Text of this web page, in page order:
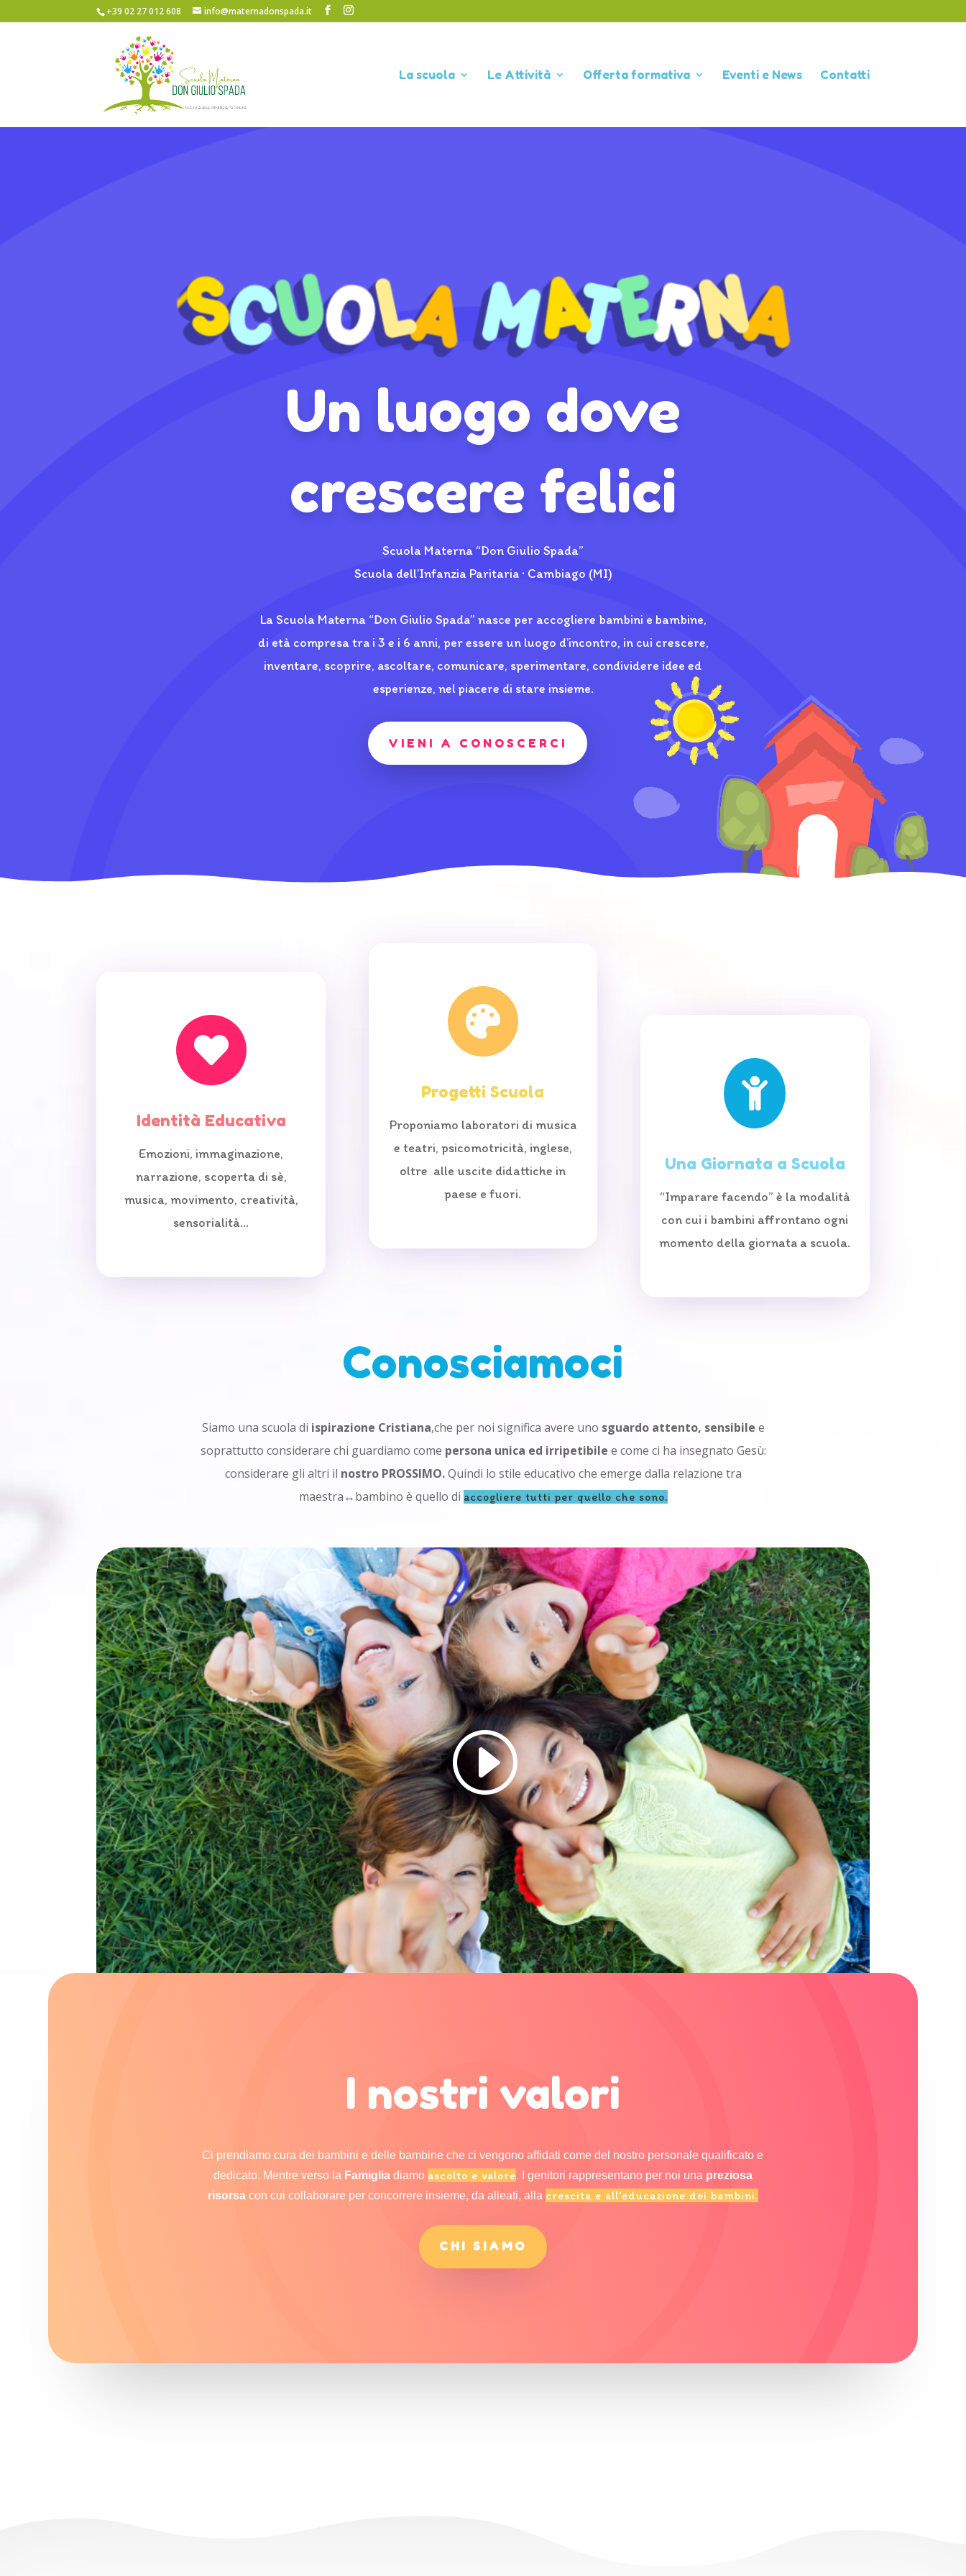
+39 02 27 012 608 info@maternadonspada.it
La scuola Le Attività Offerta formativa Eventi e News Contatti
Un luogo dove
crescere felici
Scuola Materna “Don Giulio Spada”
Scuola dell’Infanzia Paritaria · Cambiago (MI)
La Scuola Materna “Don Giulio Spada” nasce per accogliere bambini e bambine,
di età compresa tra i 3 e i 6 anni, per essere un luogo d’incontro, in cui crescere,
inventare, scoprire, ascoltare, comunicare, sperimentare, condividere idee ed
esperienze, nel piacere di stare insieme.
VIENI A CONOSCERCI

Identità Educativa
Emozioni, immaginazione,
narrazione, scoperta di sè,
musica, movimento, creatività,
sensorialità…

Progetti Scuola
Proponiamo laboratori di musica
e teatri, psicomotricità, inglese,
oltre alle uscite didattiche in
paese e fuori.

Una Giornata a Scuola
“Imparare facendo” è la modalità
con cui i bambini affrontano ogni
momento della giornata a scuola.
Conosciamoci
Siamo una scuola di ispirazione Cristiana,che per noi significa avere uno sguardo attento, sensibile e
soprattutto considerare chi guardiamo come persona unica ed irripetibile e come ci ha insegnato Gesù:
considerare gli altri il nostro PROSSIMO.Quindi lo stile educativo che emerge dalla relazione tra
maestra↔bambino è quello di accogliere tutti per quello che sono.
I nostri valori
Ci prendiamo cura dei bambini e delle bambine che ci vengono affidati come del nostro personale qualificato e
dedicato. Mentre verso la Famigliadiamo ascolto e valore. I genitori rappresentano per noi una preziosa
risorsacon cui collaborare per concorrere insieme, da alleati, alla crescita e all’educazione dei bambini.
CHI SIAMO